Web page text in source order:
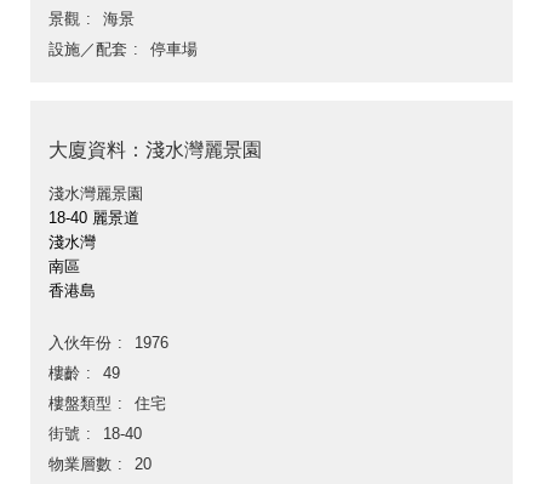
景觀
海景
設施／配套
停車場
大廈資料：淺水灣麗景園
淺水灣麗景園
18-40 麗景道
淺水灣
南區
香港島
入伙年份
1976
樓齡
49
樓盤類型
住宅
街號
18-40
物業層數
20